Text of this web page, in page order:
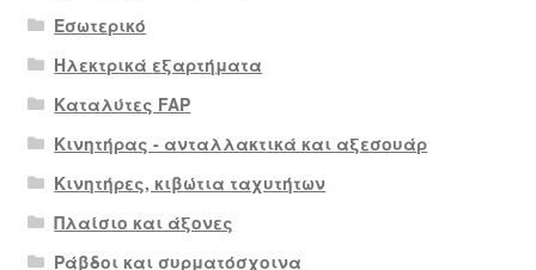
Εσωτερικό
Ηλεκτρικά εξαρτήματα
Καταλύτες FAP
Κινητήρας - ανταλλακτικά και αξεσουάρ
Κινητήρες, κιβώτια ταχυτήτων
Πλαίσιο και άξονες
Ράβδοι και συρματόσχοινα